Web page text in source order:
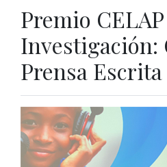
Premio
Investigación:
Prensa Escrita